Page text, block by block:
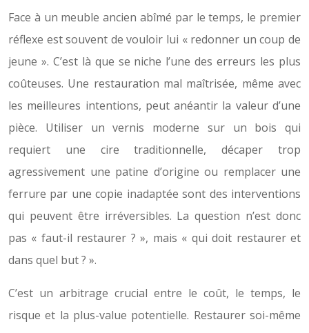
Face à un meuble ancien abîmé par le temps, le premier
réflexe est souvent de vouloir lui « redonner un coup de
jeune ». C’est là que se niche l’une des erreurs les plus
coûteuses. Une restauration mal maîtrisée, même avec
les meilleures intentions, peut anéantir la valeur d’une
pièce. Utiliser un vernis moderne sur un bois qui
requiert une cire traditionnelle, décaper trop
agressivement une patine d’origine ou remplacer une
ferrure par une copie inadaptée sont des interventions
qui peuvent être irréversibles. La question n’est donc
pas « faut-il restaurer ? », mais « qui doit restaurer et
dans quel but ? ».
C’est un arbitrage crucial entre le coût, le temps, le
risque et la plus-value potentielle. Restaurer soi-même